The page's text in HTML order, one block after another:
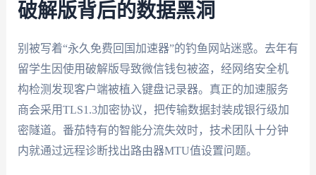
破解版背后的数据黑洞
别被写着“永久免费回国加速器”的钓鱼网站迷惑。去年有
留学生因使用破解版导致微信钱包被盗，经网络安全机
构检测发现客户端被植入键盘记录器。真正的加速服务
商会采用TLS1.3加密协议，把传输数据封装成银行级加
密隧道。番茄特有的智能分流失效时，技术团队十分钟
内就通过远程诊断找出路由器MTU值设置问题。